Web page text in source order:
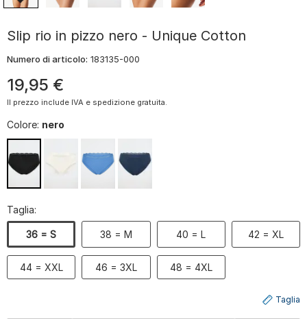
Slip rio in pizzo nero - Unique Cotton
Numero di articolo: 183135-000
19,95 €
Il prezzo include IVA e spedizione gratuita.
Colore: nero
Taglia:
36 = S 38 = M 40 = L 42 = XL
44 = XXL 46 = 3XL 48 = 4XL
Taglia